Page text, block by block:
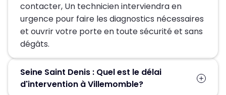
contacter, Un technicien interviendra en
urgence pour faire les diagnostics nécessaires
et ouvrir votre porte en toute sécurité et sans
dégâts.
Seine Saint Denis : Quel est le délai
d'intervention à Villemomble?